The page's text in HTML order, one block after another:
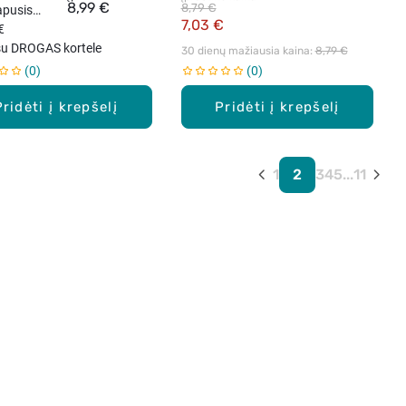
į krepšelį
(EDP), 25
8,99 €
DROGAS kortele
0
Pridėti į krepšelį
7,03 €
8,79 €
30 dienų mažiausia kaina: 8,79 €
0
1 2 345...11